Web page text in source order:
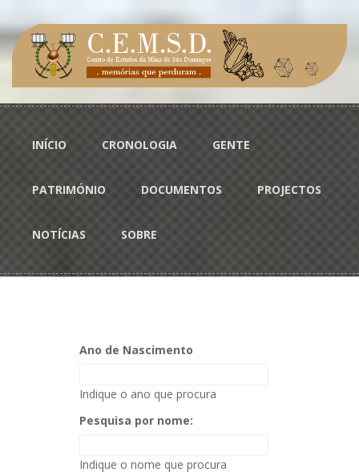
Menu principal
INÍCIO CRONOLOGIA GENTE
PATRIMÓNIO DOCUMENTOS PROJECTOS
NOTÍCIAS SOBRE
Ano de Nascimento
Indique o ano que procura
Pesquisa por nome:
Indique o nome que procura